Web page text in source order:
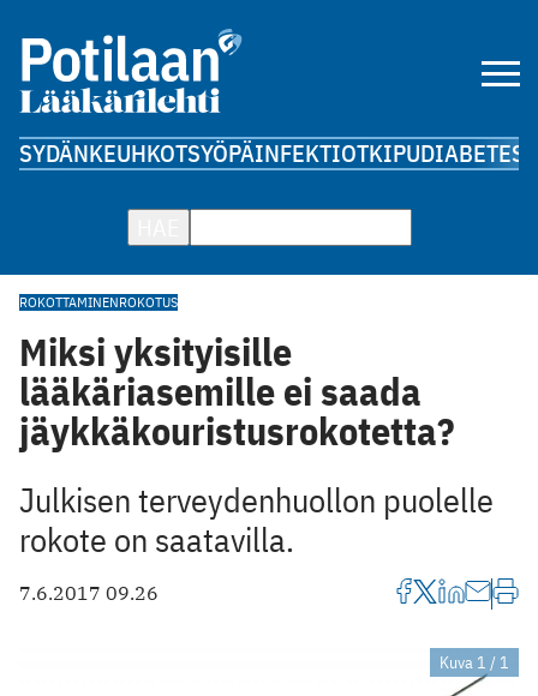
SYDÄNKEUHKOTSYÖPÄINFEKTIOTKIPUDIABETES
ROKOTTAMINENROKOTUS
Miksi yksityisille
lääkäriasemille ei saada
jäykkäkouristusrokotetta?
Julkisen terveydenhuollon puolelle
rokote on saatavilla.
7.6.2017 09.26
Kuva 1 / 1